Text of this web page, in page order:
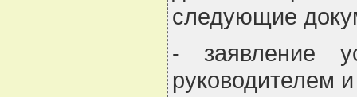
следующие
- заявление
руководителем